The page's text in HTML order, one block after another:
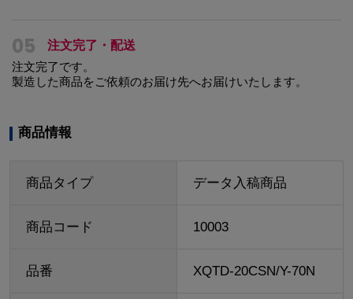
05
注文完了・配送
注文完了です。
製造した商品をご依頼のお届け先へお届けいたします。
商品情報
商品タイプ データ入稿商品
商品コード 10003
品番 XQTD-20CSN/Y-70N